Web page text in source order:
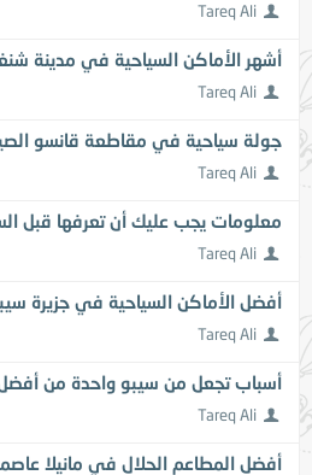
Tareq Ali
أشهر الأماكن السياحية في مدينة
Tareq Ali
جولة سياحية في مقاطعة قانسو
Tareq Ali
معلومات يجب عليك أن تعرفها قبل
Tareq Ali
أفضل الأماكن السياحية في جزيرة
Tareq Ali
أسباب تجعل من سيبو واحدة من أفضل
Tareq Ali
أفضل المطاعم الحلال في مانيلا